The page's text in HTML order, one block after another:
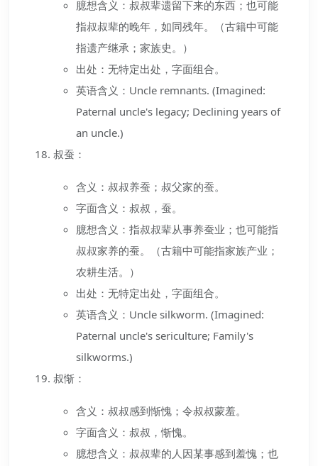
臆想含义：叔叔辈遗留下来的东西；也可能
指叔叔辈的晚年，如同残年。（古籍中可能
指遗产继承；家族史。）
出处：无特定出处，字面组合。
英语含义：Uncle remnants. (Imagined:
Paternal uncle's legacy; Declining years of
an uncle.)
叔蚕：
含义：叔叔养蚕；叔父家的蚕。
字面含义：叔叔，蚕。
臆想含义：指叔叔辈从事养蚕业；也可能指
叔叔家养的蚕。（古籍中可能指家族产业；
农耕生活。）
出处：无特定出处，字面组合。
英语含义：Uncle silkworm. (Imagined:
Paternal uncle's sericulture; Family's
silkworms.)
叔惭：
含义：叔叔感到惭愧；令叔叔蒙羞。
字面含义：叔叔，惭愧。
臆想含义：叔叔辈的人因某事感到羞愧；也